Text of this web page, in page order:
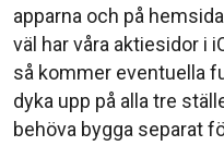
apparna och på
väl har våra aktiesidor i
så kommer eventuella
dyka upp på alla tre
behöva bygga separat